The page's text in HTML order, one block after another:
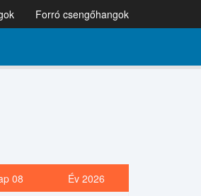
Forró csengőhangok
08 Év 2026